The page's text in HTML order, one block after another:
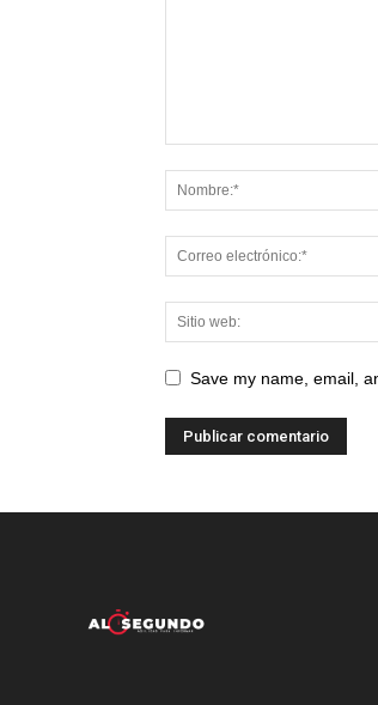
Save my name, email,